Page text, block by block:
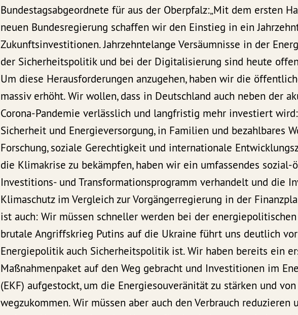
Bundestagsabgeordnete für aus der Oberpfalz:„Mit dem ersten
neuen Bundesregierung schaffen wir den Einstieg in ein
Zukunftsinvestitionen. Jahrzehntelange Versäumnisse in der
der Sicherheitspolitik und bei der Digitalisierung sind heute
Um diese Herausforderungen anzugehen, haben wir die
massiv erhöht. Wir wollen, dass in Deutschland auch neben der
Corona-Pandemie verlässlich und langfristig mehr investiert
Sicherheit und Energieversorgung, in Familien und bezahlbares
Forschung, soziale Gerechtigkeit und internationale
die Klimakrise zu bekämpfen, haben wir ein umfassendes sozial-
Investitions- und Transformationsprogramm verhandelt und die
Klimaschutz im Vergleich zur Vorgängerregierung in der
ist auch: Wir müssen schneller werden bei der
brutale Angriffskrieg Putins auf die Ukraine führt uns deutlich vor
Energiepolitik auch Sicherheitspolitik ist. Wir haben bereits ein
Maßnahmenpaket auf den Weg gebracht und Investitionen im
(EKF) aufgestockt, um die Energiesouveränität zu stärken und von
wegzukommen. Wir müssen aber auch den Verbrauch reduzieren